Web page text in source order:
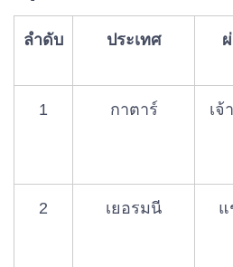
ลำดับ ประเทศ
1 กาตาร์
เจ้
2 เยอรมนี
แ